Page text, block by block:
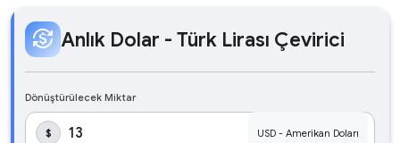
currency_exchange Anlık Dolar - Türk Lirası Çevirici
Dönüştürülecek Miktar
$